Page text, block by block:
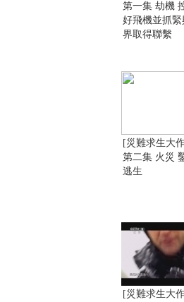
第一集 劫機
好飛機並抓緊
界取得聯繫
[災難求生大
第二集 火災
逃生
[災難求生大